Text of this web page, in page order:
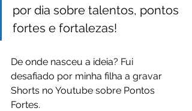
por dia sobre talentos, pontos
fortes e fortalezas!
De onde nasceu a ideia? Fui
desafiado por minha filha a gravar
Shorts no Youtube sobre Pontos
Fortes.